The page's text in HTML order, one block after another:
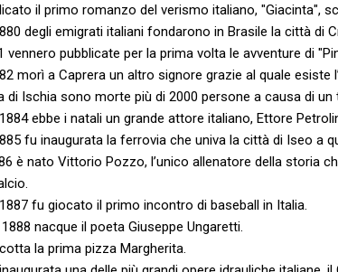
il primo romanzo del verismo italiano, "Giacinta",
degli emigrati italiani fondarono in Brasile la città di
vennero pubblicate per la prima volta le avventure di
morì a Caprera un altro signore grazie al quale esiste
di Ischia sono morte più di 2000 persone a causa di
ebbe i natali un grande attore italiano, Ettore
fu inaugurata la ferrovia che univa la città di Iseo a
è nato Vittorio Pozzo, l’unico allenatore della storia
fu giocato il primo incontro di baseball in Italia.
nacque il poeta Giuseppe Ungaretti.
la prima pizza Margherita.